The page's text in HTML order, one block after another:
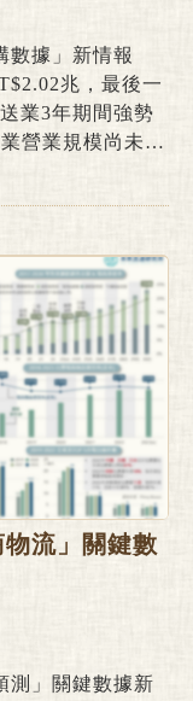
數據」新情報
兆，最後一
業3年期間強勢
營業規模尚未完
屬於領先指標
物流」關鍵數
測」關鍵數據新